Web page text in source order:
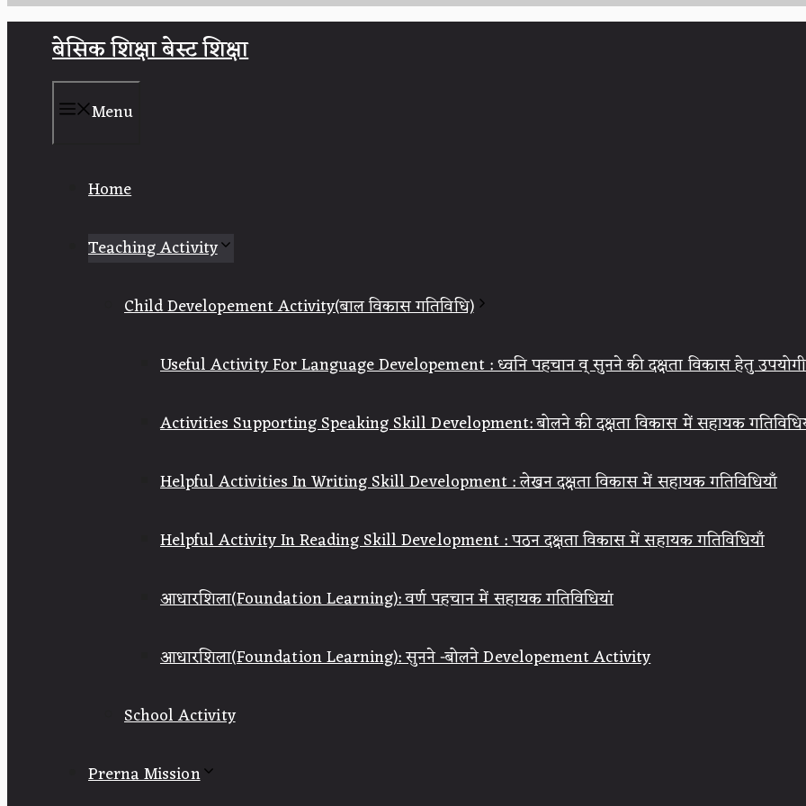
content
बेसिक शिक्षा बेस्ट शिक्षा
Menu
Home
Teaching Activity
Child Developement Activity(बाल विकास गतिविधि)
Useful Activity For Language Developement : ध्वनि पहचान व् सुनने की दक्षता विकास हेतु उपयोगी
Activities Supporting Speaking Skill Development: बोलने की दक्षता विकास में सहायक
Helpful Activities In Writing Skill Development : लेखन दक्षता विकास में सहायक गतिविधियाँ
Helpful Activity In Reading Skill Development : पठन दक्षता विकास में सहायक गतिविधियाँ
आधारशिला(Foundation Learning): वर्ण पहचान में सहायक गतिविधियां
आधारशिला(Foundation Learning): सुनने -बोलने Developement Activity
School Activity
Prerna Mission